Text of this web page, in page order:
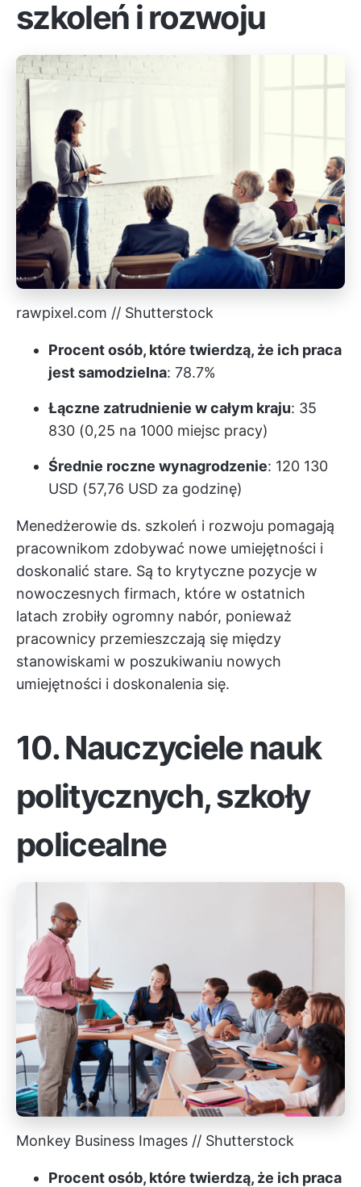
szkoleń i rozwoju
rawpixel.com // Shutterstock
Procent osób, które twierdzą, że ich praca
jest samodzielna: 78.7%
Łączne zatrudnienie w całym kraju: 35
830 (0,25 na 1000 miejsc pracy)
Średnie roczne wynagrodzenie: 120 130
USD (57,76 USD za godzinę)
Menedżerowie ds. szkoleń i rozwoju pomagają
pracownikom zdobywać nowe umiejętności i
doskonalić stare. Są to krytyczne pozycje w
nowoczesnych firmach, które w ostatnich
latach zrobiły ogromny nabór, ponieważ
pracownicy przemieszczają się między
stanowiskami w poszukiwaniu nowych
umiejętności i doskonalenia się.
10. Nauczyciele nauk
politycznych, szkoły
policealne
Monkey Business Images // Shutterstock
Procent osób, które twierdzą, że ich praca